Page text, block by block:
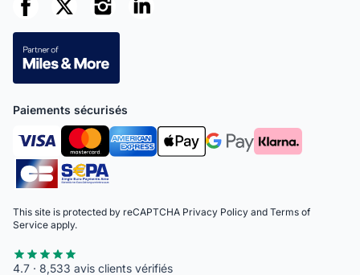
Paiements sécurisés
This site is protected by reCAPTCHA Privacy Policy and Terms of
Service apply.
4.7 · 8,533 avis clients vérifiés